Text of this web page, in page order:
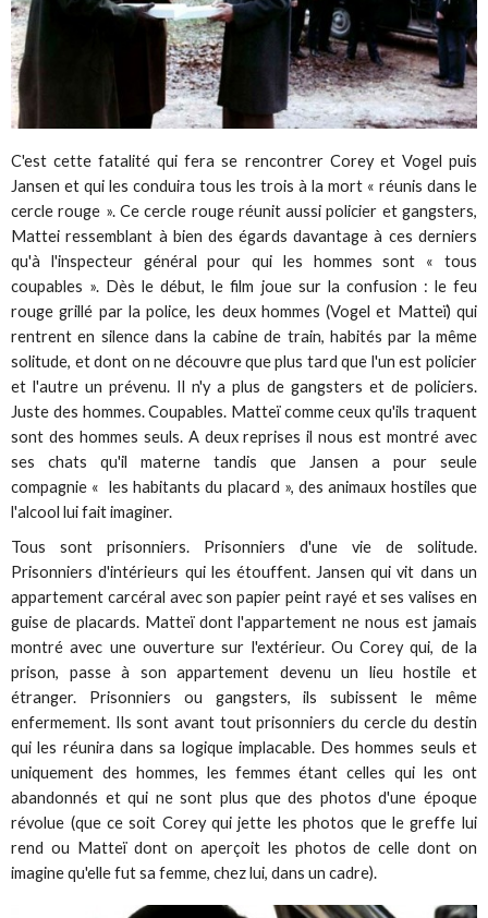
C'est cette fatalité qui fera se rencontrer Corey et Vogel puis
Jansen et qui les conduira tous les trois à la mort « réunis dans le
cercle rouge ». Ce cercle rouge réunit aussi policier et gangsters,
Mattei ressemblant à bien des égards davantage à ces derniers
qu'à l'inspecteur général pour qui les hommes sont « tous
coupables ». Dès le début, le film joue sur la confusion : le feu
rouge grillé par la police, les deux hommes (Vogel et Matteï) qui
rentrent en silence dans la cabine de train, habités par la même
solitude, et dont on ne découvre que plus tard que l'un est policier
et l'autre un prévenu. Il n'y a plus de gangsters et de policiers.
Juste des hommes. Coupables. Matteï comme ceux qu'ils traquent
sont des hommes seuls. A deux reprises il nous est montré avec
ses chats qu'il materne tandis que Jansen a pour seule
compagnie « les habitants du placard », des animaux hostiles que
l'alcool lui fait imaginer.
Tous sont prisonniers. Prisonniers d'une vie de solitude.
Prisonniers d'intérieurs qui les étouffent. Jansen qui vit dans un
appartement carcéral avec son papier peint rayé et ses valises en
guise de placards. Matteï dont l'appartement ne nous est jamais
montré avec une ouverture sur l'extérieur. Ou Corey qui, de la
prison, passe à son appartement devenu un lieu hostile et
étranger. Prisonniers ou gangsters, ils subissent le même
enfermement. Ils sont avant tout prisonniers du cercle du destin
qui les réunira dans sa logique implacable. Des hommes seuls et
uniquement des hommes, les femmes étant celles qui les ont
abandonnés et qui ne sont plus que des photos d'une époque
révolue (que ce soit Corey qui jette les photos que le greffe lui
rend ou Matteï dont on aperçoit les photos de celle dont on
imagine qu'elle fut sa femme, chez lui, dans un cadre).